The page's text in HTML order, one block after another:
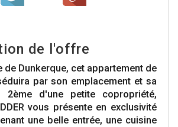
de l'offre
de Dunkerque, cet appartement de
par son emplacement et sa
2ème d'une petite copropriété,
vous présente en exclusivité
une belle entrée, une cuisine